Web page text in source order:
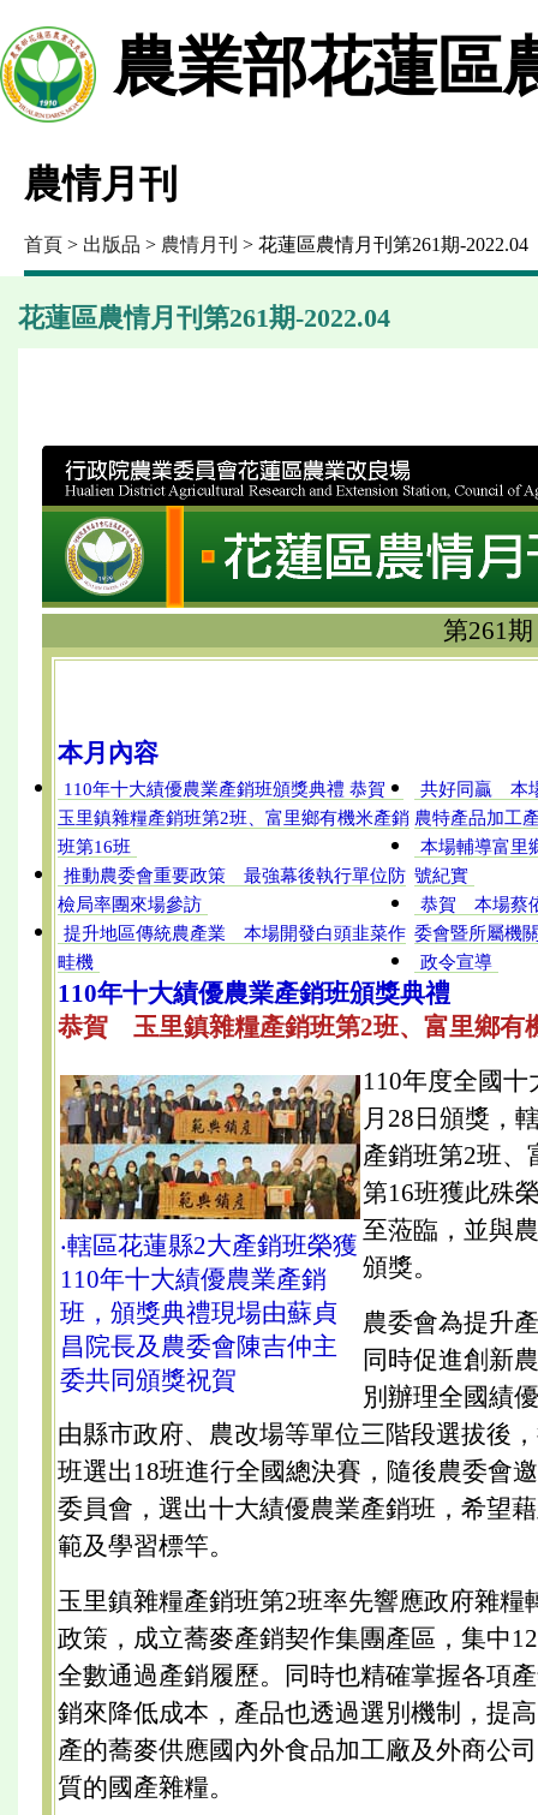
農業部花蓮區
農情月刊
首頁 > 出版品 > 農情月刊 > 花蓮區農情月刊第261期-2022.04
花蓮區農情月刊第261期-2022.04
第261
本月內容
110年十大績優農業產銷班頒獎典禮 恭賀
玉里鎮雜糧產銷班第2班、富里鄉有機米產銷
班第16班
推動農委會重要政策 最強幕後執行單位防
檢局率團來場參訪
提升地區傳統農產業 本場開發白頭韭菜作
畦機
共好同贏 本
農特產品加工
本場輔導富
號紀實
恭賀 本場蔡
委會暨所屬機
政令宣導
110年十大績優農業產銷班頒獎典禮
恭賀 玉里鎮雜糧產銷班第2班、富里鄉有
‧轄區花蓮縣2大產銷班榮獲
110年十大績優農業產銷
班，頒獎典禮現場由蘇貞
昌院長及農委會陳吉仲主
委共同頒獎祝賀
110年度全國
月28日頒獎，
產銷班第2班、
第16班獲此殊
至蒞臨，並與
頒獎。
農委會為提升
同時促進創新
別辦理全國績
由縣市政府、農改場等單位三階段選拔後
班選出18班進行全國總決賽，隨後農委會
委員會，選出十大績優農業產銷班，希望
範及學習標竿。
玉里鎮雜糧產銷班第2班率先響應政府雜糧
政策，成立蕎麥產銷契作集團產區，集中
全數通過產銷履歷。同時也精確掌握各項
銷來降低成本，產品也透過選別機制，提
產的蕎麥供應國內外食品加工廠及外商公
質的國產雜糧。